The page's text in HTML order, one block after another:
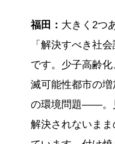
福田： 大きく2つ
「解決すべき社
です。少子高齢
滅可能性都市の
の環境問題――。
解決されないま